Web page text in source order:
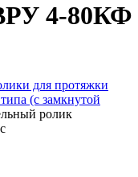
4-80КФ
для протяжки
(с замкнутой
ролик